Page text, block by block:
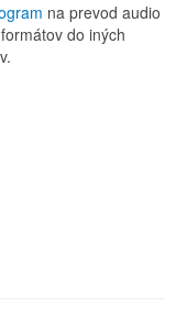
na prevod audio
do iných